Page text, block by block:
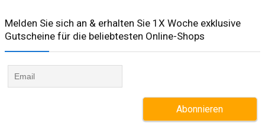
Melden Sie sich an & erhalten Sie 1X Woche exklusive
Gutscheine für die beliebtesten Online-Shops​